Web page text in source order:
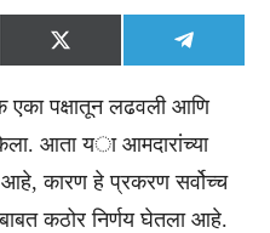
Share
on
X
(Twitter)
Share
on
एका पक्षातून लढवली आणि
आता या आमदारांच्या
कारण हे प्रकरण सर्वोच्च
कठोर निर्णय घेतला आहे.